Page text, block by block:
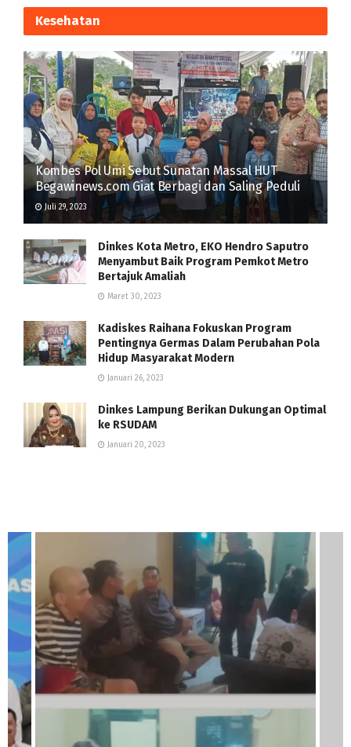
Kesehatan
Kombes Pol Umi Sebut Sunatan Massal HUT
Begawinews.com Giat Berbagi dan Saling Peduli
Juli 29, 2023
Dinkes Kota Metro, EKO Hendro Saputro
Menyambut Baik Program Pemkot Metro
Bertajuk Amaliah
Maret 30, 2023
Kadiskes Raihana Fokuskan Program
Pentingnya Germas Dalam Perubahan Pola
Hidup Masyarakat Modern
Januari 26, 2023
Dinkes Lampung Berikan Dukungan Optimal
ke RSUDAM
Januari 20, 2023